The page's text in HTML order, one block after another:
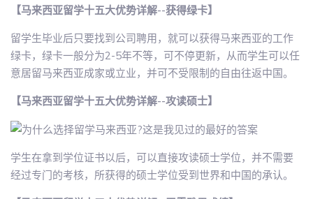
【马来西亚留学十五大优势详解--获得绿卡】
留学生毕业后只要找到公司聘用，就可以获得马来西亚的工作
绿卡，绿卡一般分为2-5年不等，可不停更新，从而学生可以任
意居留马来西亚成家或立业，并可不受限制的自由往返中国。
【马来西亚留学十五大优势详解--攻读硕士】
学生在拿到学位证书以后，可以直接攻读硕士学位，并不需要
经过专门的考核，所获得的硕士学位受到世界和中国的承认。